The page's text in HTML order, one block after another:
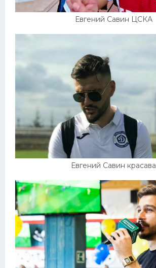
Евгений Савин ЦСКА
Евгений Савин красава